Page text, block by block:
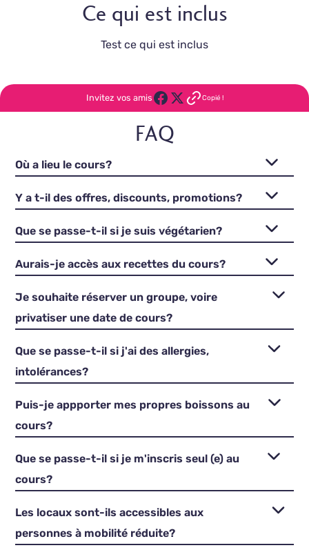
Ce qui est inclus
Test ce qui est inclus
Invitez vos amis Copié !
FAQ
Où a lieu le cours?
Y a t-il des offres, discounts, promotions?
Que se passe-t-il si je suis végétarien?
Aurais-je accès aux recettes du cours?
Je souhaite réserver un groupe, voire
privatiser une date de cours?
Que se passe-t-il si j'ai des allergies,
intolérances?
Puis-je appporter mes propres boissons au
cours?
Que se passe-t-il si je m'inscris seul (e) au
cours?
Les locaux sont-ils accessibles aux
personnes à mobilité réduite?